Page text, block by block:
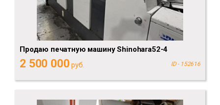
Продаю печатную машину Shinohara52-4
2 500 000 руб. ID - 152616